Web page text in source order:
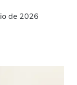
de 2026